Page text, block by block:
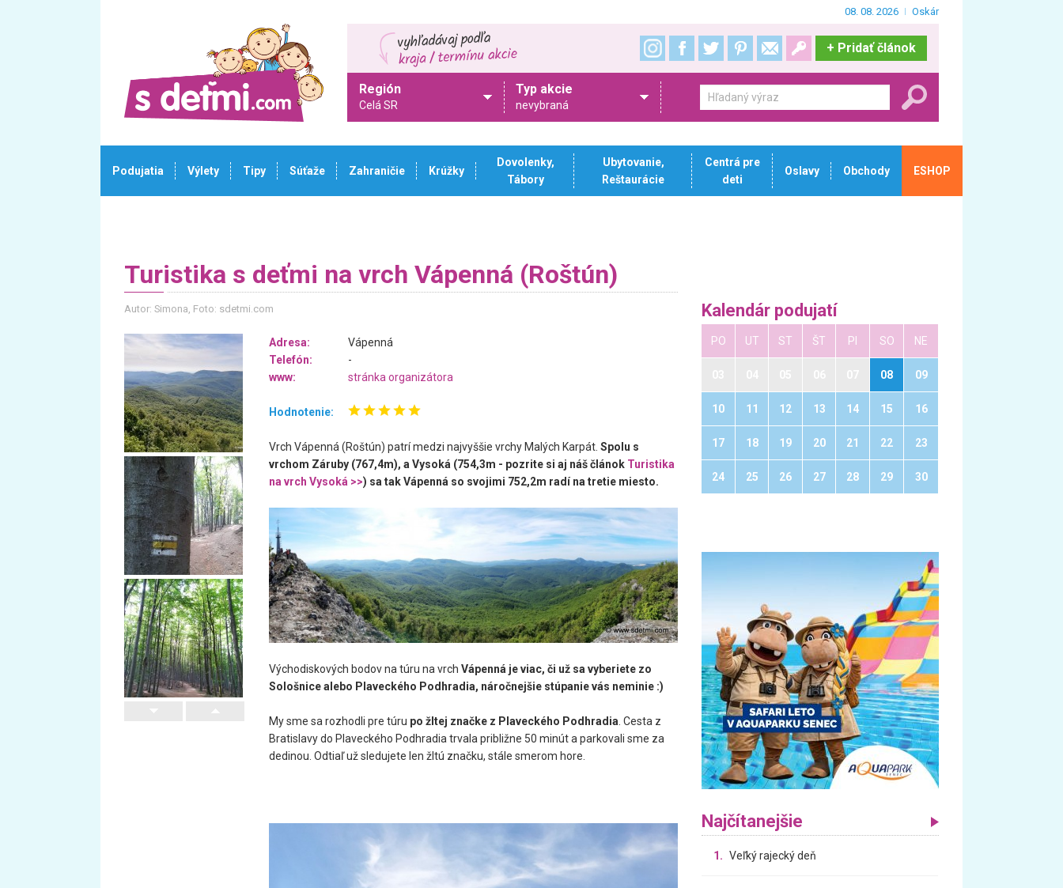
08. 08. 2026 Oskár
+ Pridať článok
Región
Celá SR
Typ akcie
nevybraná
Podujatia Výlety Tipy Súťaže Zahraničie Krúžky
Dovolenky,
Tábory
Ubytovanie,
Reštaurácie
Centrá pre
deti
Oslavy Obchody ESHOP
Turistika s deťmi na vrch Vápenná (Roštún)
Autor: Simona, Foto: sdetmi.com
Adresa:
Vápenná
Telefón:
-
www:
stránka organizátora
Hodnotenie:
Vrch Vápenná (Roštún) patrí medzi najvyššie vrchy Malých Karpát. Spolu s
vrchom Záruby (767,4m), a Vysoká (754,3m - pozrite si aj náš článok Turistika
na vrch Vysoká >>) sa tak Vápenná so svojimi 752,2m radí na tretie miesto.
Východiskových bodov na túru na vrch Vápenná je viac, či už sa vyberiete zo
Sološnice alebo Plaveckého Podhradia, náročnejšie stúpanie vás neminie :)
My sme sa rozhodli pre túru po žltej značke z Plaveckého Podhradia . Cesta z
Bratislavy do Plaveckého Podhradia trvala približne 50 minút a parkovali sme za
dedinou. Odtiaľ už sledujete len žltú značku, stále smerom hore.
Kalendár podujatí
PO UT ST ŠT PI SO NE
08 09
10 11 12 13 14 15 16
17 18 19 20 21 22 23
24 25 26 27 28 29 30
Najčítanejšie
1. Veľký rajecký deň